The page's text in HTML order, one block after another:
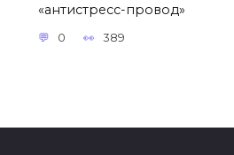
«антистресс-провод»
0 389